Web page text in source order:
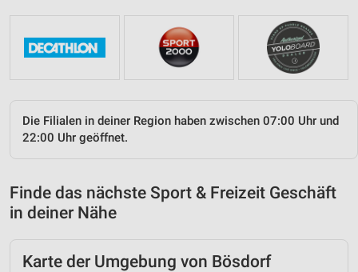
Die Filialen in deiner Region haben zwischen 07:00 Uhr und
22:00 Uhr geöffnet.
Finde das nächste Sport & Freizeit Geschäft
in deiner Nähe
Karte der Umgebung von Bösdorf